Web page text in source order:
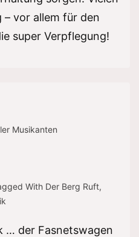
– vor allem für den
super Verpflegung!
Musikanten
With Der Berg Ruft,
… der Fasnetswagen